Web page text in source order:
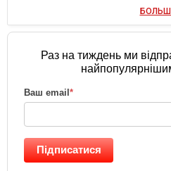
Раз на тиждень ми
Ваш email*
Підписатися